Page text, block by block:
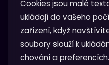
Cookies jsou malé
ukládají do vašeho
zařízení, když
soubory slouží k
chování a